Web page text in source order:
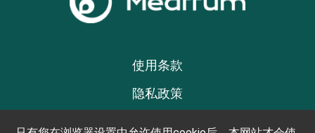
使用条款
隐私政策